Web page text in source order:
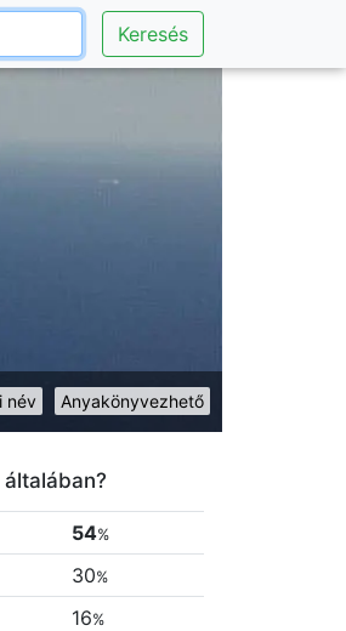
Keresés
Anyakönyvezhető
név
54%
30%
16%